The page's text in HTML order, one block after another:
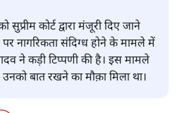
कोर्ट द्वारा मंजूरी दिए जाने
नागरिकता संदिग्ध होने के मामले में
ने कड़ी टिप्पणी की है। इस मामले
बात रखने का मौक़ा मिला था।